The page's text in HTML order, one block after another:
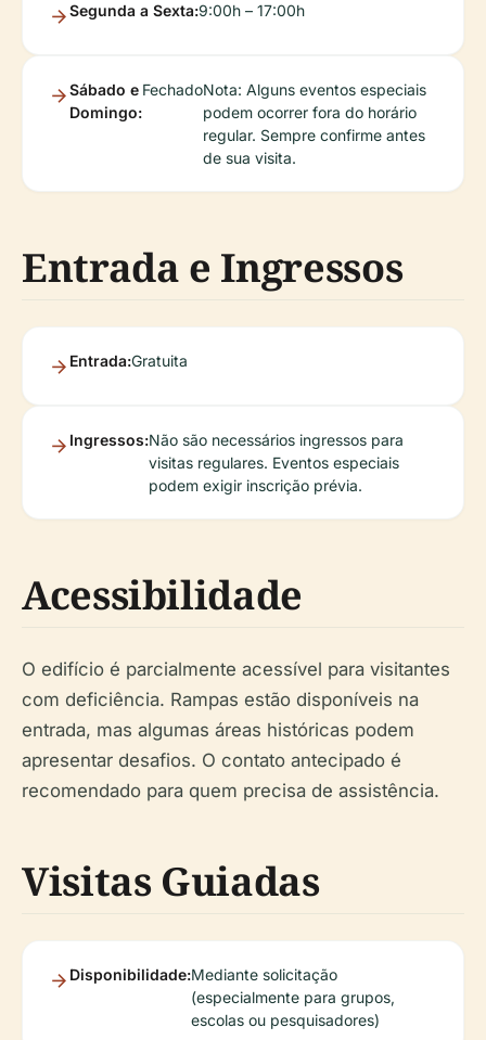
Segunda a Sexta:9:00h – 17:00h
Sábado e
Domingo:
FechadoNota: Alguns eventos especiais
podem ocorrer fora do horário
regular. Sempre confirme antes
de sua visita.
Entrada e Ingressos
Entrada:Gratuita
Ingressos:Não são necessários ingressos para
visitas regulares. Eventos especiais
podem exigir inscrição prévia.
Acessibilidade
O edifício é parcialmente acessível para visitantes
com deficiência. Rampas estão disponíveis na
entrada, mas algumas áreas históricas podem
apresentar desafios. O contato antecipado é
recomendado para quem precisa de assistência.
Visitas Guiadas
Disponibilidade:Mediante solicitação
(especialmente para grupos,
escolas ou pesquisadores)